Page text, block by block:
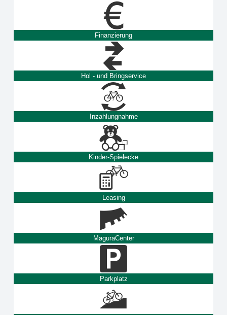
Finanzierung
Hol - und Bringservice
Inzahlungnahme
Kinder-Spielecke
Leasing
MaguraCenter
Parkplatz